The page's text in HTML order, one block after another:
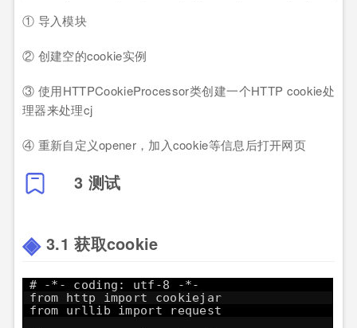
① 导入模块
② 创建空的cookie实例
③ 使用HTTPCookieProcessor类创建一个HTTP cookie处
理器来处理cj
④ 重新自定义opener，加入cookie等信息后打开网页
3 测试
3.1 获取cookie
# -*- coding: utf-8 -*-
from http import cookiejar
from urllib import request